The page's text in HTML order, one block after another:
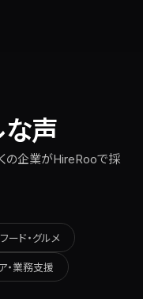
声
の企業がHireRooで採
フード・グルメ
・業務支援